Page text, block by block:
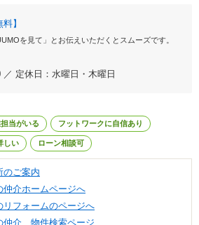
】
を見て」とお伝えいただくとスムーズです。
定休日：水曜日・木曜日
当がいる フットワークに自信あり
しい ローン相談可
のご案内
仲介ホームページへ
リフォームのページへ
仲介 物件検索ページ